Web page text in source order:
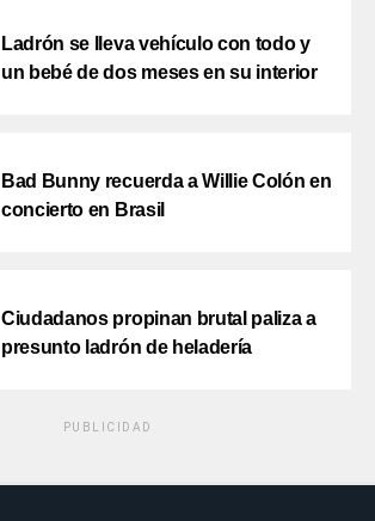
Ladrón se lleva vehículo con todo y
un bebé de dos meses en su interior
Bad Bunny recuerda a Willie Colón en
concierto en Brasil
Ciudadanos propinan brutal paliza a
presunto ladrón de heladería
PUBLICIDAD